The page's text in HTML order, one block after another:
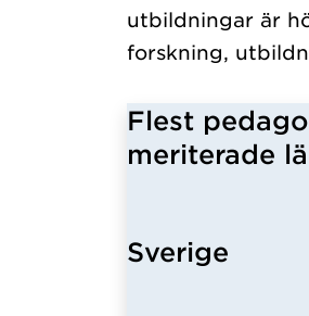
utbildningar är
forskning,
Flest
meriterade
Sverige